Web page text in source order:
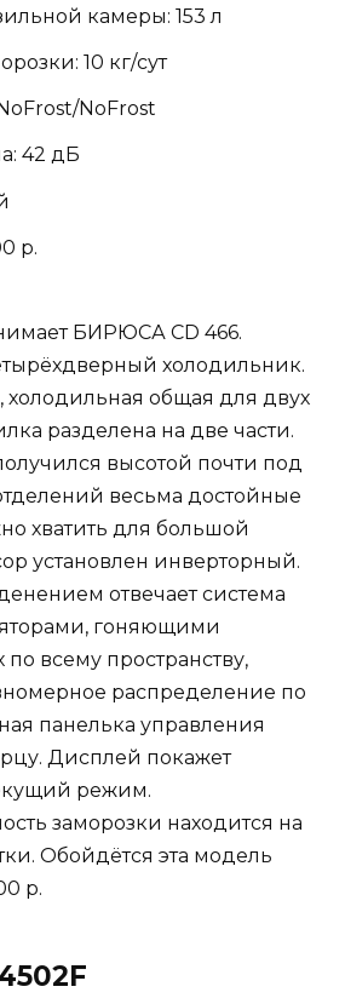
камеры: 153 л
10 кг/сут
NoFrost
42 дБ
р.
БИРЮСА CD 466.
холодильник.
холодильная общая для двух
разделена на две части.
высотой почти под
весьма достойные
хватить для большой
установлен инверторный.
отвечает система
гоняющими
всему пространству,
распределение по
панелька управления
Дисплей покажет
режим.
заморозки находится на
Обойдётся эта модель
р.